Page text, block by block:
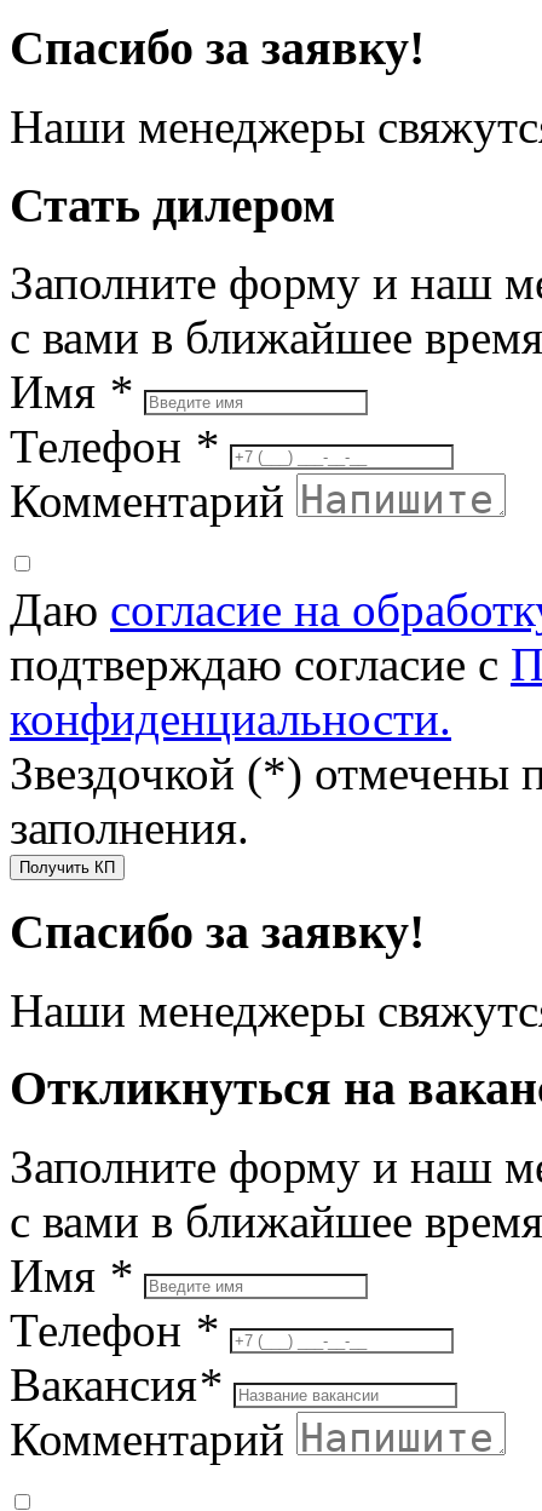
Спасибо за заявку!
Наши менеджеры
Стать дилером
Заполните форму и наш
с вами в ближайшее время
Имя *
Телефон *
Комментарий
Даю согласие на
подтверждаю согласие с
конфиденциальности.
Звездочкой (*) отмечены
заполнения.
Получить КП
Спасибо за заявку!
Наши менеджеры
Откликнуться на
Заполните форму и наш
с вами в ближайшее время
Имя *
Телефон *
Вакансия*
Комментарий